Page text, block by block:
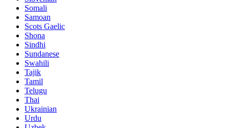
Somali
Samoan
Scots Gaelic
Shona
Sindhi
Sundanese
Swahili
Tajik
Tamil
Telugu
Thai
Ukrainian
Urdu